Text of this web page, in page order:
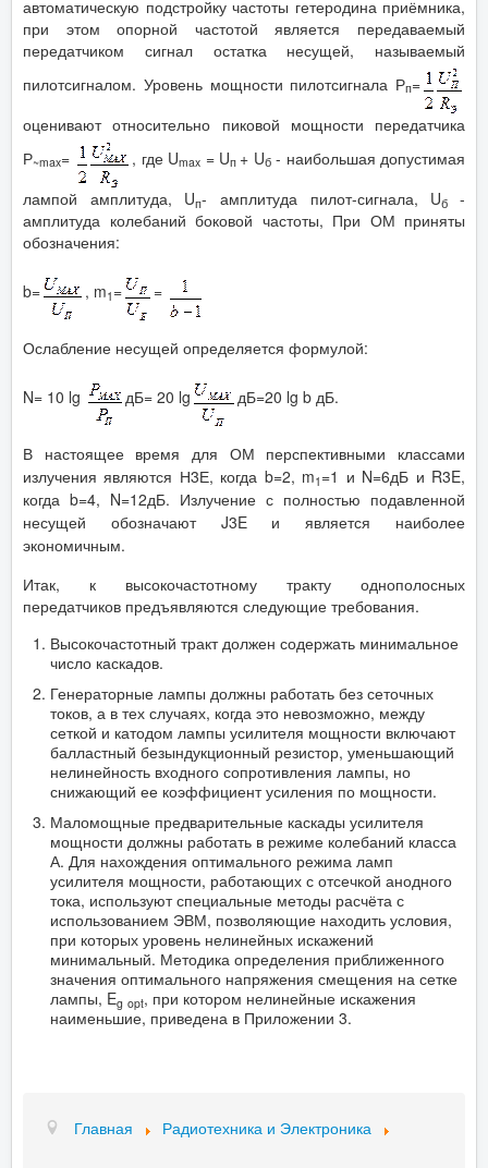
автоматическую подстройку частоты гетеродина приёмника,
при этом опорной частотой является передаваемый
передатчиком сигнал остатка несущей, называемый
пилотсигналом. Уровень мощности пилотсигнала Рп=
оценивают относительно пиковой мощности передатчика
Р~max= , где Umax = Uп + Uб- наибольшая допустимая
лампой амплитуда, Uп- амплитуда пилот-сигнала, Uб-
амплитуда колебаний боковой частоты, При ОМ приняты
обозначения:
b= , m1 = =
Ослабление несущей определяется формулой:
N= 10 lg дБ= 20 lg дБ=20 lg b дБ.
В настоящее время для ОМ перспективными классами
излучения являются Н3Е, когда b=2, m1 =1 и N=6дБ и R3E,
когда b=4, N=12дБ. Излучение с полностью подавленной
несущей обозначают J3E и является наиболее
экономичным.
Итак, к высокочастотному тракту однополосных
передатчиков предъявляются следующие требования.
Высокочастотный тракт должен содержать минимальное
число каскадов.
Генераторные лампы должны работать без сеточных
токов, а в тех случаях, когда это невозможно, между
сеткой и катодом лампы усилителя мощности включают
балластный безындукционный резистор, уменьшающий
нелинейность входного сопротивления лампы, но
снижающий ее коэффициент усиления по мощности.
Маломощные предварительные каскады усилителя
мощности должны работать в режиме колебаний класса
А. Для нахождения оптимального режима ламп
усилителя мощности, работающих с отсечкой анодного
тока, используют специальные методы расчёта с
использованием ЭВМ, позволяющие находить условия,
при которых уровень нелинейных искажений
минимальный. Методика определения приближенного
значения оптимального напряжения смещения на сетке
лампы, Eg opt, при котором нелинейные искажения
наименьшие, приведена в Приложении 3.
Главная Радиотехника и Электроника